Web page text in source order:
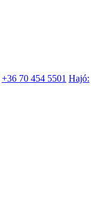
+36 70 454 5501 Hajó: